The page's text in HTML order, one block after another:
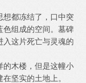
都冻结了，口中突
色组成的空间。墓碑
入这片死亡与灵魂的
木楼，但是这幢小
坚实的土地上。